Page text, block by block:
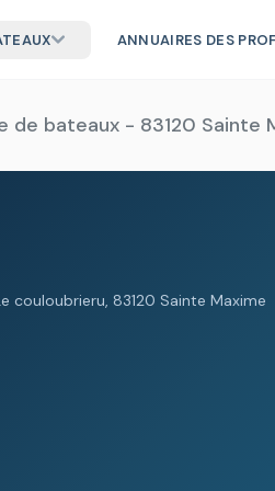
ANNUAIRES DES
de bateaux - 83120 Sainte
couloubrieru, 83120 Sainte Maxime